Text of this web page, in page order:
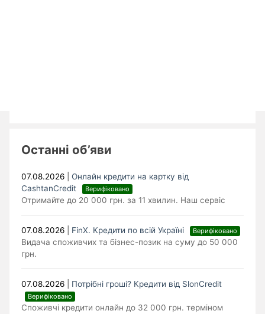
Останні об’яви
07.08.2026 |Онлайн кредити на картку від
CashtanCredit
Верифіковано
Отримайте до 20 000 грн. за 11 хвилин. Наш сервіс
07.08.2026 FinX. Кредити по всій Україні Верифіковано
Видача споживчих та бізнес-позик на суму до 50 000
грн.
07.08.2026 Потрібні гроші? Кредити від SlonCredit
Верифіковано
Споживчі кредити онлайн до 32 000 грн. терміном